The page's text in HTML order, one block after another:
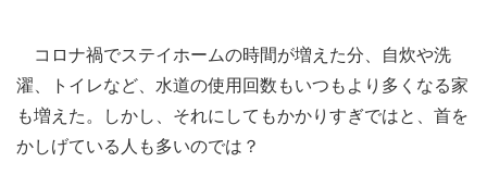
コロナ禍でステイホームの時間が増えた分、自炊や洗
濯、トイレなど、水道の使用回数もいつもより多くなる家
も増えた。しかし、それにしてもかかりすぎではと、首を
かしげている人も多いのでは？